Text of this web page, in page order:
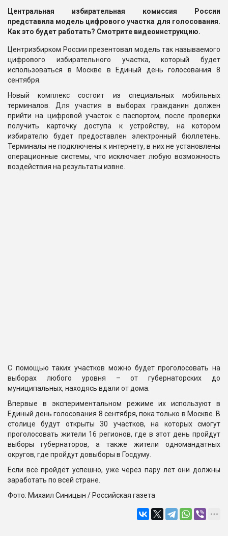
Центральная избирательная комиссия России
представила модель цифрового участка для голосования.
Как это будет работать? Смотрите видеоинструкцию.
Центризбирком России презентовал модель так называемого
цифрового избирательного участка, который будет
использоваться в Москве в Единый день голосования 8
сентября.
Новый комплекс состоит из специальных мобильных
терминалов. Для участия в выборах гражданин должен
прийти на цифровой участок с паспортом, после проверки
получить карточку доступа к устройству, на котором
избирателю будет предоставлен электронный бюллетень.
Терминалы не подключены к интернету, в них не установлены
операционные системы, что исключает любую возможность
воздействия на результаты извне.
С помощью таких участков можно будет проголосовать на
выборах любого уровня – от губернаторских до
муниципальных, находясь вдали от дома.
Впервые в экспериментальном режиме их используют в
Единый день голосования 8 сентября, пока только в Москве. В
столице будут открыты 30 участков, на которых смогут
проголосовать жители 16 регионов, где в этот день пройдут
выборы губернаторов, а также жители одномандатных
округов, где пройдут довыборы в Госдуму.
Если всё пройдёт успешно, уже через пару лет они должны
заработать по всей стране.
Фото: Михаил Синицын / Российская газета